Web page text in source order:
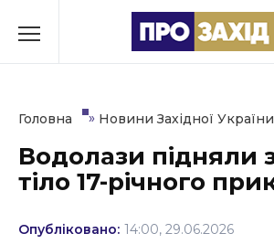
до
Культура
Освіта
Головна » Новини Західної України
Водолази підняли
тіло 17-річного
Опубліковано: 14:00, 29.06.2026